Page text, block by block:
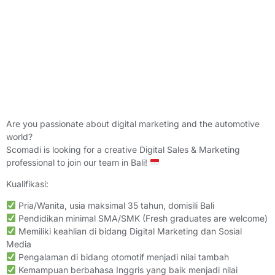
Are you passionate about digital marketing and the automotive
world?
Scomadi is looking for a creative Digital Sales & Marketing
professional to join our team in Bali!
Kualifikasi:
Pria/Wanita, usia maksimal 35 tahun, domisili Bali
Pendidikan minimal SMA/SMK (Fresh graduates are welcome)
Memiliki keahlian di bidang Digital Marketing dan Sosial
Media
Pengalaman di bidang otomotif menjadi nilai tambah
Kemampuan berbahasa Inggris yang baik menjadi nilai